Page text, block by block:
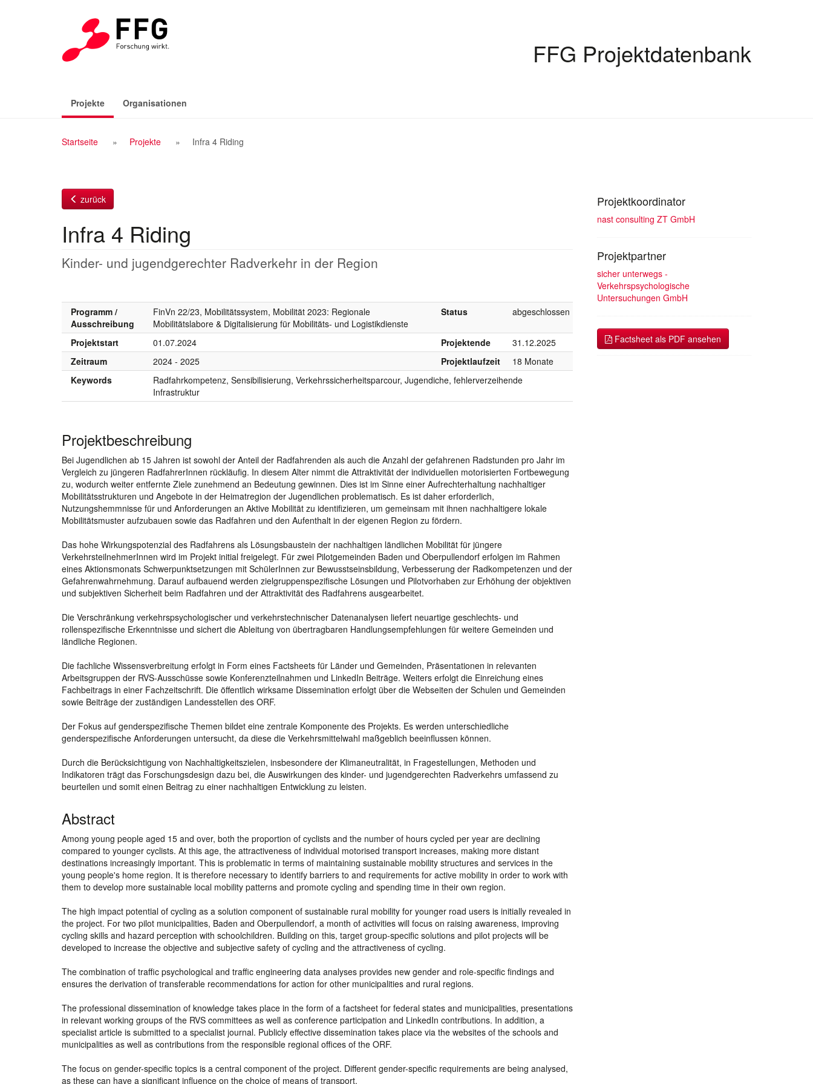
FFG Projektdatenbank
Projekte(aktiv)Organisationen
Breadcrumb
Startseite Projekte Infra 4 Riding
zurück
Infra 4 Riding
Kinder- und jugendgerechter Radverkehr in der Region
Programm /
Ausschreibung
FinVn 22/23, Mobilitätssystem, Mobilität 2023: Regionale
Mobilitätslabore & Digitalisierung für Mobilitäts- und Logistikdienste
Status abgeschlossen
Projektstart 01.07.2024 Projektende
31.12.2025
Zeitraum
2024 - 2025 Projektlaufzeit
18 Monate
Keywords
Radfahrkompetenz, Sensibilisierung, Verkehrssicherheitsparcour, Jugendiche, fehlerverzeihende
Infrastruktur
Projektbeschreibung
Bei Jugendlichen ab 15 Jahren ist sowohl der Anteil der Radfahrenden als auch die Anzahl der gefahrenen Radstunden pro Jahr im
Vergleich zu jüngeren RadfahrerInnen rückläufig. In diesem Alter nimmt die Attraktivität der individuellen motorisierten Fortbewegung
zu, wodurch weiter entfernte Ziele zunehmend an Bedeutung gewinnen. Dies ist im Sinne einer Aufrechterhaltung nachhaltiger
Mobilitätsstrukturen und Angebote in der Heimatregion der Jugendlichen problematisch. Es ist daher erforderlich,
Nutzungshemmnisse für und Anforderungen an Aktive Mobilität zu identifizieren, um gemeinsam mit ihnen nachhaltigere lokale
Mobilitätsmuster aufzubauen sowie das Radfahren und den Aufenthalt in der eigenen Region zu fördern.
Das hohe Wirkungspotenzial des Radfahrens als Lösungsbaustein der nachhaltigen ländlichen Mobilität für jüngere
VerkehrsteilnehmerInnen wird im Projekt initial freigelegt. Für zwei Pilotgemeinden Baden und Oberpullendorf erfolgen im Rahmen
eines Aktionsmonats Schwerpunktsetzungen mit SchülerInnen zur Bewusstseinsbildung, Verbesserung der Radkompetenzen und der
Gefahrenwahrnehmung. Darauf aufbauend werden zielgruppenspezifische Lösungen und Pilotvorhaben zur Erhöhung der objektiven
und subjektiven Sicherheit beim Radfahren und der Attraktivität des Radfahrens ausgearbeitet.
Die Verschränkung verkehrspsychologischer und verkehrstechnischer Datenanalysen liefert neuartige geschlechts- und
rollenspezifische Erkenntnisse und sichert die Ableitung von übertragbaren Handlungsempfehlungen für weitere Gemeinden und
ländliche Regionen.
Die fachliche Wissensverbreitung erfolgt in Form eines Factsheets für Länder und Gemeinden, Präsentationen in relevanten
Arbeitsgruppen der RVS-Ausschüsse sowie Konferenzteilnahmen und LinkedIn Beiträge. Weiters erfolgt die Einreichung eines
Fachbeitrags in einer Fachzeitschrift. Die öffentlich wirksame Dissemination erfolgt über die Webseiten der Schulen und Gemeinden
sowie Beiträge der zuständigen Landesstellen des ORF.
Der Fokus auf genderspezifische Themen bildet eine zentrale Komponente des Projekts. Es werden unterschiedliche
genderspezifische Anforderungen untersucht, da diese die Verkehrsmittelwahl maßgeblich beeinflussen können.
Durch die Berücksichtigung von Nachhaltigkeitszielen, insbesondere der Klimaneutralität, in Fragestellungen, Methoden und
Indikatoren trägt das Forschungsdesign dazu bei, die Auswirkungen des kinder- und jugendgerechten Radverkehrs umfassend zu
beurteilen und somit einen Beitrag zu einer nachhaltigen Entwicklung zu leisten.
Abstract
Among young people aged 15 and over, both the proportion of cyclists and the number of hours cycled per year are declining
compared to younger cyclists. At this age, the attractiveness of individual motorised transport increases, making more distant
destinations increasingly important. This is problematic in terms of maintaining sustainable mobility structures and services in the
young people's home region. It is therefore necessary to identify barriers to and requirements for active mobility in order to work with
them to develop more sustainable local mobility patterns and promote cycling and spending time in their own region.
The high impact potential of cycling as a solution component of sustainable rural mobility for younger road users is initially revealed in
the project. For two pilot municipalities, Baden and Oberpullendorf, a month of activities will focus on raising awareness, improving
cycling skills and hazard perception with schoolchildren. Building on this, target group-specific solutions and pilot projects will be
developed to increase the objective and subjective safety of cycling and the attractiveness of cycling.
The combination of traffic psychological and traffic engineering data analyses provides new gender and role-specific findings and
ensures the derivation of transferable recommendations for action for other municipalities and rural regions.
The professional dissemination of knowledge takes place in the form of a factsheet for federal states and municipalities, presentations
in relevant working groups of the RVS committees as well as conference participation and LinkedIn contributions. In addition, a
specialist article is submitted to a specialist journal. Publicly effective dissemination takes place via the websites of the schools and
municipalities as well as contributions from the responsible regional offices of the ORF.
The focus on gender-specific topics is a central component of the project. Different gender-specific requirements are being analysed,
as these can have a significant influence on the choice of means of transport.
Projektkoordinator
nast consulting ZT GmbH
Projektpartner
sicher unterwegs -
Verkehrspsychologische
Untersuchungen GmbH
Factsheet als PDF ansehen